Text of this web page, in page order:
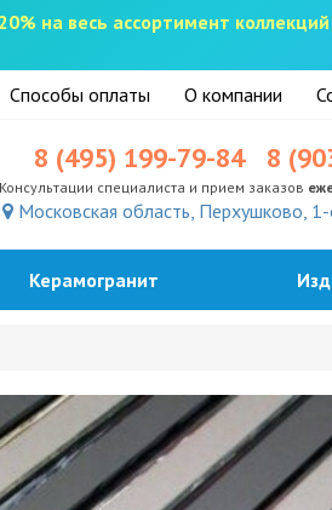
на весь ассортимент
Способы оплаты О компании
8 (495) 199-79-84 8
Консультации специалиста и прием заказов
Московская область, Перхушково,
Керамогранит